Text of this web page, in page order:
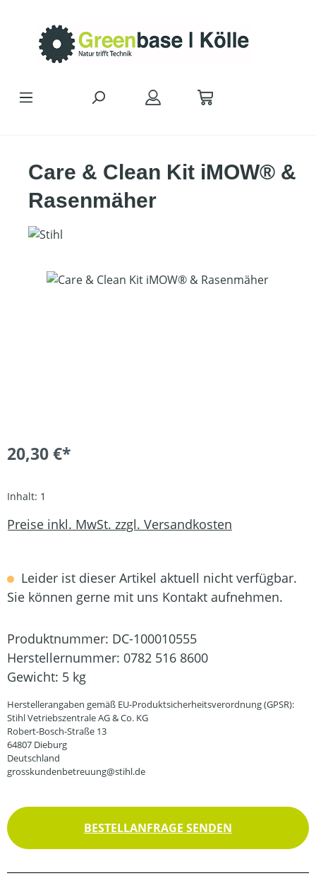
Care & Clean Kit iMOW® &
Rasenmäher
Bildergalerie überspringen
20,30 €*
Inhalt: 1
Preise inkl. MwSt. zzgl. Versandkosten
Leider ist dieser Artikel aktuell nicht verfügbar.
Sie können gerne mit uns Kontakt aufnehmen.
Produktnummer: DC-100010555
Herstellernummer: 0782 516 8600
Gewicht: 5 kg
Herstellerangaben gemäß EU-Produktsicherheitsverordnung (GPSR):
Stihl Vetriebszentrale AG & Co. KG
Robert-Bosch-Straße 13
64807 Dieburg
Deutschland
grosskundenbetreuung@stihl.de
BESTELLANFRAGE SENDEN